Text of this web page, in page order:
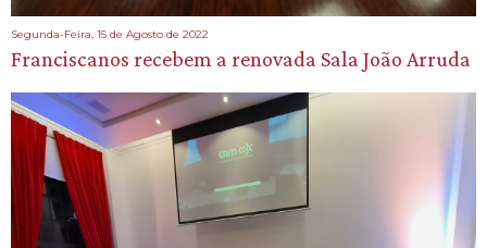
Segunda-Feira, 15 de Agosto de 2022
Franciscanos recebem a renovada Sala João Arruda